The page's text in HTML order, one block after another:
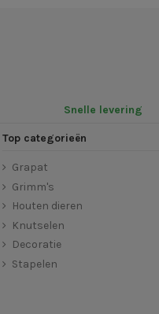
Snelle levering
Top categorieën
Grapat
Grimm's
Houten dieren
Knutselen
Decoratie
Stapelen